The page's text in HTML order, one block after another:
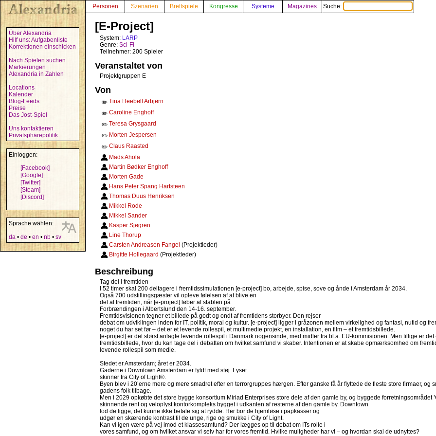
Über Alexandria
Hilf uns: Aufgabenliste
Korrektionen einschicken
Nach Spielen suchen
Markierungen
Alexandria in Zahlen
Locations
Kalender
Blog-Feeds
Preise
Das Jost-Spiel
Uns kontaktieren
Privatsphärepolitik
Einloggen:
[Facebook]
[Google]
[Twitter]
[Steam]
[Discord]
Sprache wählen:
da • de • en • nb • sv
Personen Szenarien Brettspiele Kongresse Systeme Magazines Suche:
[E-Project]
System: LARP
Genre: Sci-Fi
Teilnehmer: 200 Spieler
Veranstaltet von
Projektgruppen E
Von
✏️ Tina Heebøll Arbjørn
✏️ Caroline Enghoff
✏️ Teresa Grysgaard
✏️ Morten Jespersen
✏️ Claus Raasted
Mads Ahola
Martin Bødker Enghoff
Morten Gade
Hans Peter Spang Hartsteen
Thomas Duus Henriksen
Mikkel Rode
Mikkel Sander
Kasper Sjøgren
Line Thorup
Carsten Andreasen Fangel (Projektleder)
Birgitte Hollegaard (Projektleder)
Beschreibung
Tag del i fremtiden
I 52 timer skal 200 deltagere i fremtidssimulationen [e-project] bo, arbejde, spise, sove og ånde i Amsterdam år 2034.
Også 700 udstillingsgæster vil opleve følelsen af at blive en
del af fremtiden, når [e-project] løber af stablen på
Forbrændingen i Albertslund den 14-16. september.
Fremtidsvisionen tegner et billede på godt og ondt af fremtidens storbyer. Den rejser
debat om udviklingen inden for IT, politik, moral og kultur. [e-project] ligger i gråzonen mellem virkelighed og fantasi, nutid og
noget du har set før – det er et levende rollespil, et multimedie projekt, en installation, en film – et fremtidsbillede.
[e-project] er det størst anlagte levende rollespil i Danmark nogensinde, med midler fra bl.a. EU-kommisionen. Men tillige er
fremtidsbillede, hvor du kan tage del i debatten om hvilket samfund vi skaber. Intentionen er at skabe opmærksomhed om
levende rollespil som medie.
Stedet er Amsterdam; året er 2034.
Gaderne i Downtown Amsterdam er fyldt med støj. Lyset
skinner fra City of Light®.
Byen blev i 20’erne mere og mere smadret efter en terrorgruppes hærgen. Efter ganske få år flyttede de fleste store firmaer, og
gadens folk tilbage.
Men i 2029 opkøbte det store bygge konsortium Miriad Enterprises store dele af den gamle by, og byggede forretningsområdet
skinnende rent og veloplyst kontorkompleks bygget i udkanten af resterne af den gamle by. Downtown
lod de ligge, det kunne ikke betale sig at rydde. Her bor de hjemløse i papkasser og
udgør en skærende kontrast til de unge, rige og smukke i City of Light.
Kan vi igen være på vej imod et klassesamfund? Der lægges op til debat om ITs rolle i
vores samfund, og om hvilket ansvar vi selv har for vores fremtid. Hvilke muligheder har vi – og hvordan skal de udnyttes?